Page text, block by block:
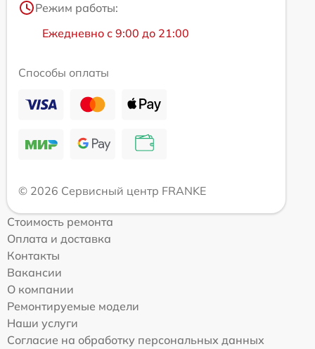
Режим работы:
Ежедневно с 9:00 до 21:00
Способы оплаты
© 2026 Сервисный центр FRANKE
Стоимость ремонта
Оплата и доставка
Контакты
Вакансии
О компании
Ремонтируемые модели
Наши услуги
Согласие на обработку персональных данных